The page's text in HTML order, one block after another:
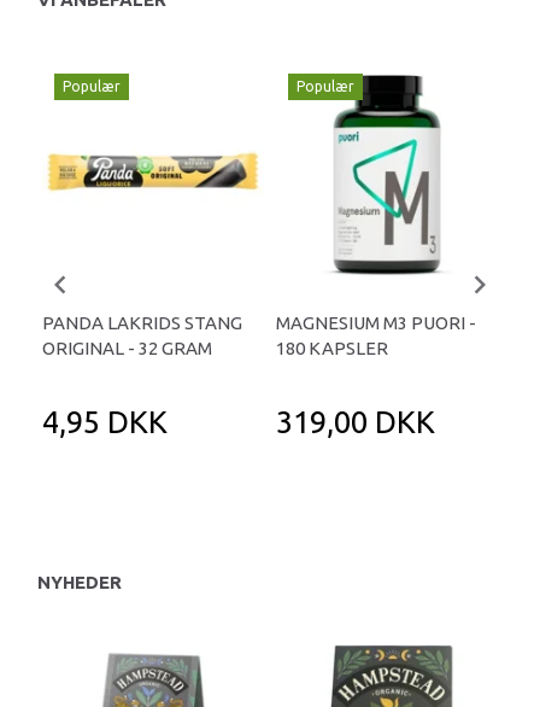
Populær
PANDA LAKRIDS STANG
ORIGINAL - 32 GRAM
4,95 DKK
Populær
MAGNESIUM M3 PUORI -
180 KAPSLER
319,00 DKK
NYHEDER